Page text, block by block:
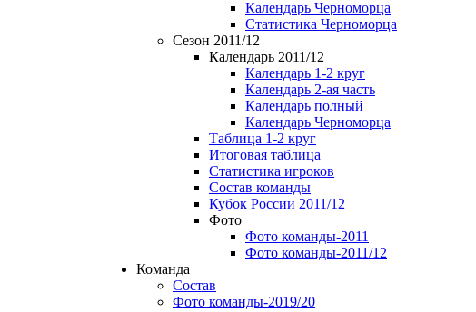
Календарь Черноморца
Статистика Черноморца
Сезон 2011/12
Календарь 2011/12
Календарь 1-2 круг
Календарь 2-ая часть
Календарь полный
Календарь Черноморца
Таблица 1-2 круг
Итоговая таблица
Статистика игроков
Состав команды
Кубок России 2011/12
Фото
Фото команды-2011
Фото команды-2011/12
Команда
Состав
Фото команды-2019/20